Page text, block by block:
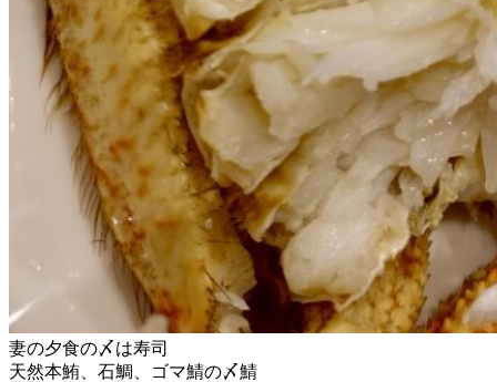
妻の夕食の〆は寿司
天然本鮪、石鯛、ゴマ鯖の〆鯖